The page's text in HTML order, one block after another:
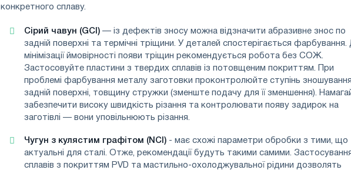
конкретного сплаву.
Сірий чавун (GCI) — із дефектів зносу можна відзначити абразивне знос по
задній поверхні та термічні тріщини. У деталей спостерігається фарбування.
мінімізації ймовірності появи тріщин рекомендується робота без СОЖ.
Застосовуйте пластини з твердих сплавів із потовщеним покриттям. При
проблемі фарбування металу заготовки проконтролюйте ступінь
задній поверхні, товщину стружки (зменште подачу для її зменшення).
забезпечити високу швидкість різання та контролювати появу задирок на
заготівлі — вони уповільнюють різання.
Чугун з кулястим графітом (NCI) - має схожі параметри обробки з тими, що
актуальні для сталі. Отже, рекомендації будуть такими самими.
сплавів з покриттям PVD та мастильно-охолоджувальної рідини дозволять